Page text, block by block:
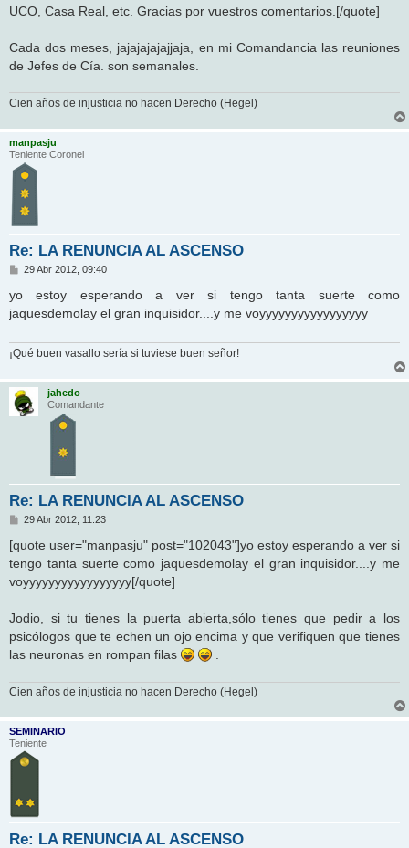
UCO, Casa Real, etc. Gracias por vuestros comentarios.[/quote]
Cada dos meses, jajajajajajjaja, en mi Comandancia las reuniones
de Jefes de Cía. son semanales.
Cien años de injusticia no hacen Derecho (Hegel)
manpasju
Teniente Coronel
Re: LA RENUNCIA AL ASCENSO
M
n
a
29 Abr 2012, 09:40
yo estoy esperando a ver si tengo tanta suerte como
jaquesdemolay el gran inquisidor....y me voyyyyyyyyyyyyyyyyy
¡Qué buen vasallo sería si tuviese buen señor!
jahedo
Comandante
Re: LA RENUNCIA AL ASCENSO
M
n
a
j
e
29 Abr 2012, 11:23
[quote user="manpasju" post="102043"]yo estoy esperando a ver si
tengo tanta suerte como jaquesdemolay el gran inquisidor....y me
voyyyyyyyyyyyyyyyyy[/quote]
Jodio, si tu tienes la puerta abierta,sólo tienes que pedir a los
psicólogos que te echen un ojo encima y que verifiquen que tienes
las neuronas en rompan filas
.
Cien años de injusticia no hacen Derecho (Hegel)
SEMINARIO
Teniente
Re: LA RENUNCIA AL ASCENSO